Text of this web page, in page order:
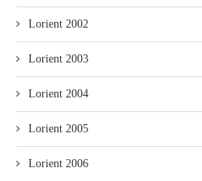
Lorient 2002
Lorient 2003
Lorient 2004
Lorient 2005
Lorient 2006